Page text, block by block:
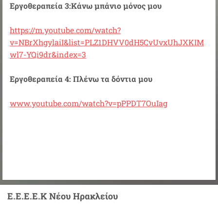
Εργοθεραπεία 3:Κάνω μπάνιο μόνος μου
https://m.youtube.com/watch?
v=NBrXhgylaiI&list=PLZ1DHVV0dH5CvUvxUhJXKIM
wl7-YQi9dr&index=3
Εργοθεραπεία 4: Πλένω τα δόντια μου
www.youtube.com/watch?v=pPPDT7OuIag
Ε.Ε.Ε.Ε.Κ Νέου Ηρακλείου